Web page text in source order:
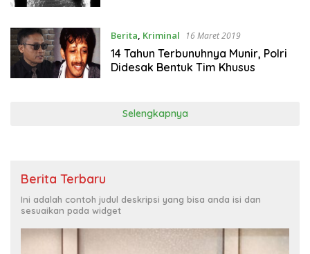
Berita, Kriminal 16 Maret 2019
14 Tahun Terbunuhnya Munir, Polri
Didesak Bentuk Tim Khusus
Selengkapnya
Berita Terbaru
Ini adalah contoh judul deskripsi yang bisa anda isi dan
sesuaikan pada widget